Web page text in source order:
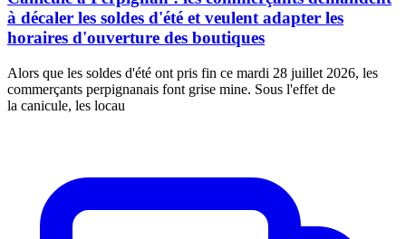
à décaler les soldes d'été et veulent adapter les
horaires d'ouverture des boutiques
Alors que les soldes d'été ont pris fin ce mardi 28 juillet 2026, les
commerçants perpignanais font grise mine. Sous l'effet de
la canicule, les locau